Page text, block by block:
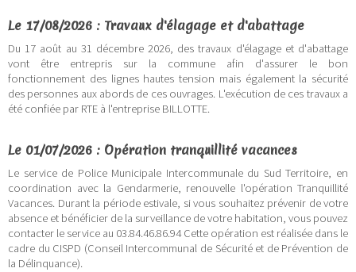
Le 17/08/2026 : Travaux d'élagage et d'abattage
Du 17 août au 31 décembre 2026, des travaux d'élagage et d'abattage
vont être entrepris sur la commune afin d'assurer le bon
fonctionnement des lignes hautes tension mais également la sécurité
des personnes aux abords de ces ouvrages. L'exécution de ces travaux a
été confiée par RTE à l'entreprise BILLOTTE.
Le 01/07/2026 : Opération tranquillité vacances
Le service de Police Municipale Intercommunale du Sud Territoire, en
coordination avec la Gendarmerie, renouvelle l'opération Tranquillité
Vacances. Durant la période estivale, si vous souhaitez prévenir de votre
absence et bénéficier de la surveillance de votre habitation, vous pouvez
contacter le service au 03.84.46.86.94 Cette opération est réalisée dans le
cadre du CISPD (Conseil Intercommunal de Sécurité et de Prévention de
la Délinquance).